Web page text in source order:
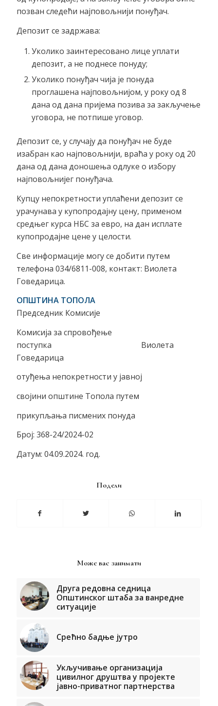
позван следећи најповољнији понуђач.
Депозит се задржава:
Уколико заинтересовано лице уплати
депозит, а не поднесе понуду;
Уколико понуђач чија је понуда
проглашена најповољнијом, у року од 8
дана од дана пријема позива за закључење
уговора, не потпише уговор.
Депозит се, у случају да понуђач не буде
изабран као најповољнији, враћа у року од 20
дана од дана доношења одлуке о избору
најповољнијег понуђача.
Купцу непокретности уплаћени депозит се
урачунава у купопродајну цену, применом
средњег курса НБС за евро, на дан исплате
купопродајне цене у целости.
Све информације могу се добити путем
телефона 034/6811-008, контакт: Виолета
Говедарица.
ОПШТИНА ТОПОЛА
Председник Комисије
Комисија за спровођење
поступка Виолета
Говедарица
отуђења непокретности у јавној
својини општине Топола путем
прикупљања писмених понуда
Број: 368-24/2024-02
Датум: 04.09.2024. год.
Подели
Може вас занимати
Друга редовна седница
Општинског штаба за ванредне
ситуације
Срећно бадње јутро
Укључивање организација
цивилног друштва у пројекте
јавно-приватног партнерства